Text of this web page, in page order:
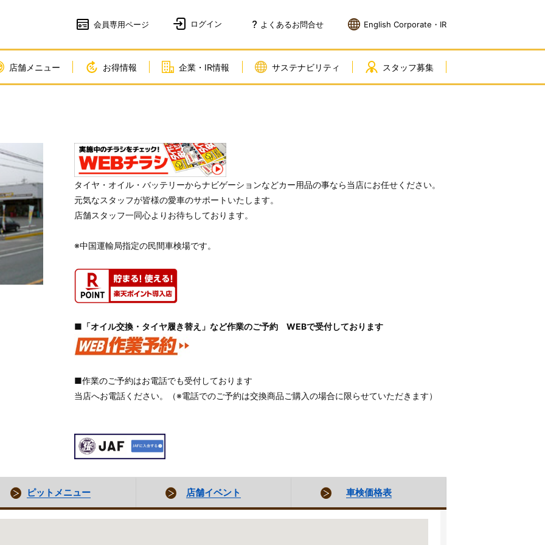
会員専用ページ よくあるお問合せ English Corporate・IR
店舗メニュー お得情報 企業・IR情報 サステナビリティ スタッフ募集
タイヤ・オイル・バッテリーからナビゲーションなどカー用品の事なら当店にお任せください。
元気なスタッフが皆様の愛車のサポートいたします。
店舗スタッフ一同心よりお待ちしております。
※中国運輸局指定の民間車検場です。
■「オイル交換・タイヤ履き替え」など作業のご予約 WEBで受付しております
■作業のご予約はお電話でも受付しております
当店へお電話ください。（※電話でのご予約は交換商品ご購入の場合に限らせていただきます）
ピットメニュー 店舗イベント 車検価格表